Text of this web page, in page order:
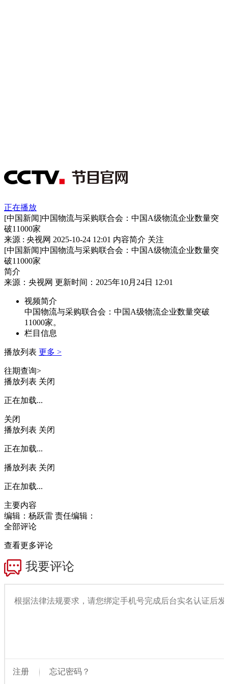
正在播放
[中国新闻]中国物流与采购联合会：中国A级物流企业数量突
破11000家
来源 : 央视网 2025-10-24 12:01 内容简介 关注
[中国新闻]中国物流与采购联合会：中国A级物流企业数量突
破11000家
简介
来源：央视网 更新时间：2025年10月24日 12:01
视频简介
中国物流与采购联合会：中国A级物流企业数量突破
11000家。
栏目信息
播放列表 更多 >
往期查询>
播放列表 关闭
正在加载...
关闭
播放列表 关闭
正在加载...
播放列表 关闭
正在加载...
主要内容
编辑：杨跃雷 责任编辑：
全部评论
查看更多评论